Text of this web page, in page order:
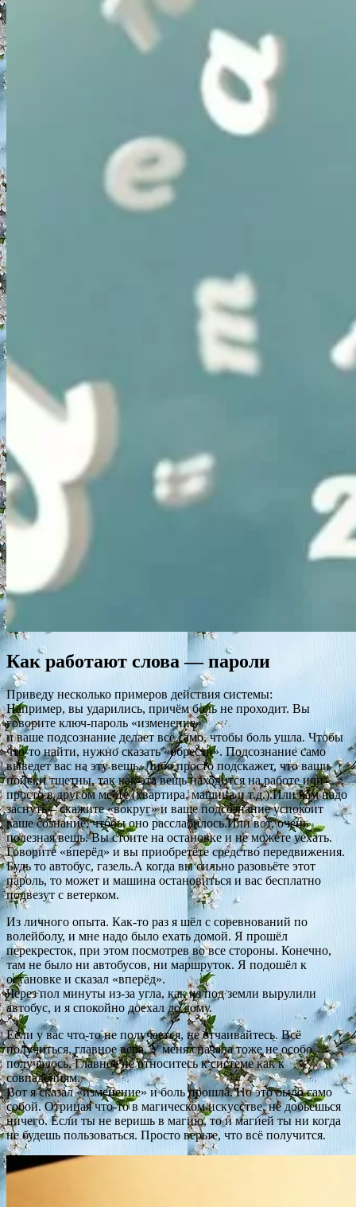
Как работают слова — пароли
Приведу несколько примеров действия системы:
Например, вы ударились, причём боль не проходит. Вы
говорите ключ-пароль «изменение»
и ваше подсознание делает всё само, чтобы боль ушла. Чтобы
что-то найти, нужно сказать «обрести». Подсознание само
выведет вас на эту вещь. Либо просто подскажет, что ваши
поиски тщетны, так как эта вещь находится на работе или
просто в другом месте (квартира, машина и т.д.).Или вам надо
заснуть – скажите «вокруг» и ваше подсознание успокоит
ваше сознание, чтобы оно расслабилось.Или вот, очень
полезная вещь. Вы стоите на остановке и не можете уехать.
Говорите «вперёд» и вы приобретёте средство передвижения.
Будь то автобус, газель.А когда вы сильно разовьёте этот
пароль, то может и машина остановиться и вас бесплатно
подвезут с ветерком.
Из личного опыта. Как-то раз я шёл с соревнований по
волейболу, и мне надо было ехать домой. Я прошёл
перекресток, при этом посмотрев во все стороны. Конечно,
там не было ни автобусов, ни маршруток. Я подошёл к
остановке и сказал «вперёд».
Через пол минуты из-за угла, как из под земли вырулили
автобус, и я спокойно доехал до дому.
Если у вас что-то не получается, не отчаивайтесь. Всё
получиться, главное вера. У меня сначала тоже не особо
получалось. Главное не относитесь к системе как к
совпадениям.
Вот я сказал «изменение» и боль прошла. Но это было само
собой. Отрицая что-то в магическом искусстве, не добьешься
ничего. Если ты не веришь в магию, то и магией ты ни когда
не будешь пользоваться. Просто верьте, что всё получится.